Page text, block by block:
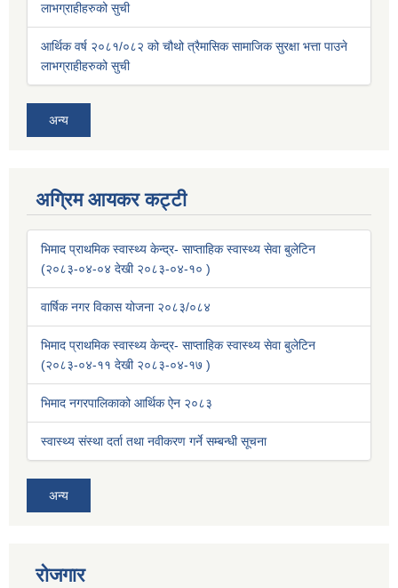
लाभग्राहीहरुको सुची
आर्थिक वर्ष २०८१/०८२ को चौथो त्रैमासिक सामाजिक सुरक्षा भत्ता पाउने
लाभग्राहीहरुको सुची
अन्य
अग्रिम आयकर कट्टी
भिमाद प्राथमिक स्वास्थ्य केन्द्र- साप्ताहिक स्वास्थ्य सेवा बुलेटिन
(२०८३-०४-०४ देखी २०८३-०४-१० )
वार्षिक नगर विकास योजना २०८३/०८४
भिमाद प्राथमिक स्वास्थ्य केन्द्र- साप्ताहिक स्वास्थ्य सेवा बुलेटिन
(२०८३-०४-११ देखी २०८३-०४-१७ )
भिमाद नगरपालिकाको आर्थिक ऐन २०८३
स्वास्थ्य संस्था दर्ता तथा नवीकरण गर्ने सम्बन्धी सूचना
अन्य
रोजगार